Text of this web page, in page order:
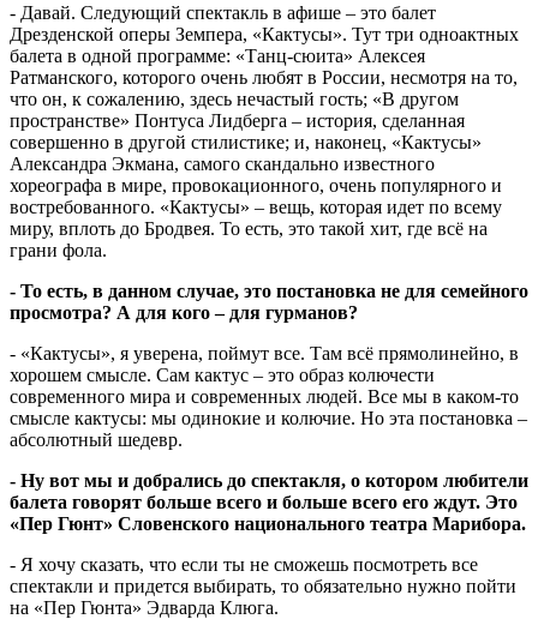
- Давай. Следующий спектакль в афише – это балет
Дрезденской оперы Земпера, «Кактусы». Тут три одноактных
балета в одной программе: «Танц-сюита» Алексея
Ратманского, которого очень любят в России, несмотря на то,
что он, к сожалению, здесь нечастый гость; «В другом
пространстве» Понтуса Лидберга – история, сделанная
совершенно в другой стилистике; и, наконец, «Кактусы»
Александра Экмана, самого скандально известного
хореографа в мире, провокационного, очень популярного и
востребованного. «Кактусы» – вещь, которая идет по всему
миру, вплоть до Бродвея. То есть, это такой хит, где всё на
грани фола.
- То есть, в данном случае, это постановка не для семейного
просмотра? А для кого – для гурманов?
- «Кактусы», я уверена, поймут все. Там всё прямолинейно, в
хорошем смысле. Сам кактус – это образ колючести
современного мира и современных людей. Все мы в каком-то
смысле кактусы: мы одинокие и колючие. Но эта постановка –
абсолютный шедевр.
- Ну вот мы и добрались до спектакля, о котором любители
балета говорят больше всего и больше всего его ждут. Это
«Пер Гюнт» Словенского национального театра Марибора.
- Я хочу сказать, что если ты не сможешь посмотреть все
спектакли и придется выбирать, то обязательно нужно пойти
на «Пер Гюнта» Эдварда Клюга.